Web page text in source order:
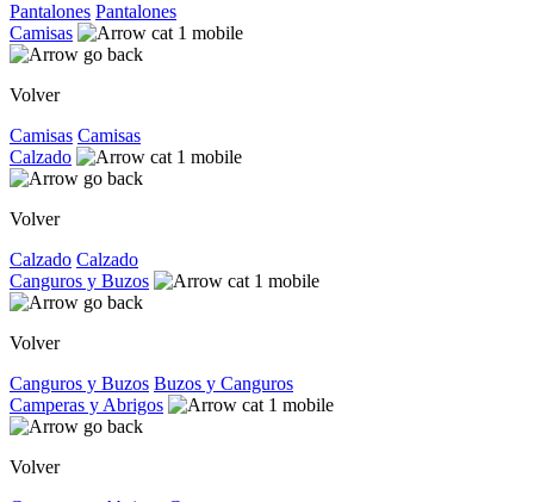
Pantalones Pantalones
Camisas
Volver
Camisas Camisas
Calzado
Volver
Calzado Calzado
Canguros y Buzos
Volver
Canguros y Buzos Buzos y Canguros
Camperas y Abrigos
Volver